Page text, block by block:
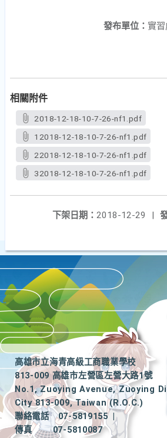
發布單位： 實習
相關附件
2018-12-18-10-7-26-nf1.pdf
12018-12-18-10-7-26-nf1.pdf
22018-12-18-10-7-26-nf1.pdf
32018-12-18-10-7-26-nf1.pdf
下架日期： 2018-12-29
|
高雄市立海青高級工商職業學校
813-009 高雄市左營區左營大路1號
No.1, Zuoying Avenue, Zuoying
City 813-009, Taiwan (R.O.C.)
聯絡電話
07-5819155
|
傳真
07-5810087